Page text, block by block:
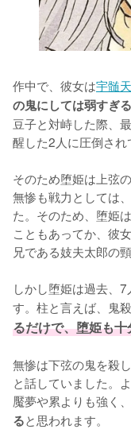
作中で、彼女は宇髄
の鬼にしては弱すぎる
豆子と対峙した際、
醒した2人に圧倒され
そのため堕姫は上弦
無惨も戦力としては
た。そのため、堕姫
こともあってか、彼
兄である妓夫太郎の
しかし堕姫は過去、
す。柱と言えば、鬼
るだけで、堕姫も
無惨は下弦の鬼を殺
と話していました。
魘夢や累よりも強く、
ると思われます。